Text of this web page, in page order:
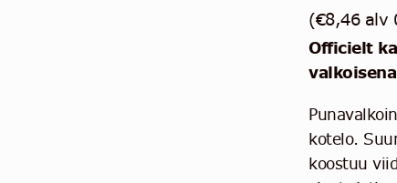
(€8,46alv
Officielt
kotelo.
koostuu